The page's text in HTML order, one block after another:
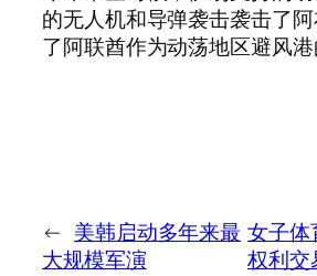
的无人机和导弹袭击袭击了
了阿联酋作为动荡地区避风港
← 美韩启动多年来最
大规模军演
女子体
权利交